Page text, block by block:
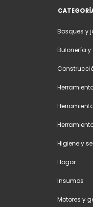
Bosques y
Bulonería y
Higiene y
Hogar
Insumos
Motores y